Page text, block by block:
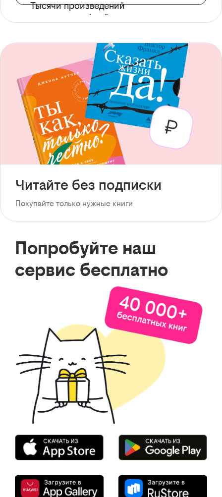
Тысячи произведений
с доступом офлайн
Читайте без подписки
Покупайте только нужные книги
Попробуйте наш
сервис бесплатно